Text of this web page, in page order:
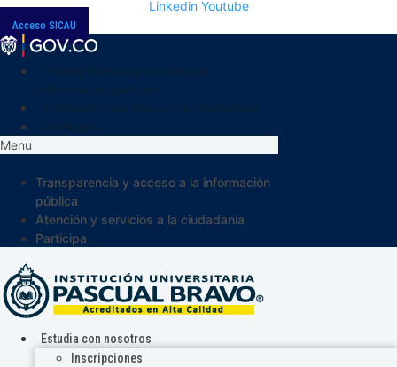
Linkedin Youtube
Acceso SICAU
Menu
Transparencia y acceso a la información
pública
Atención y servicios a la ciudadanía
Participa
Estudia con nosotros
Inscripciones